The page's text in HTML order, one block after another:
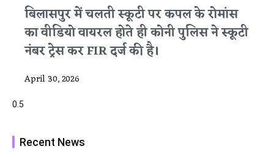
बिलासपुर में चलती स्कूटी पर कपल के रोमांस
का वीडियो वायरल होते ही कोनी पुलिस ने स्कूटी
नंबर ट्रेस कर FIR दर्ज की है।
April 30, 2026
Recent News